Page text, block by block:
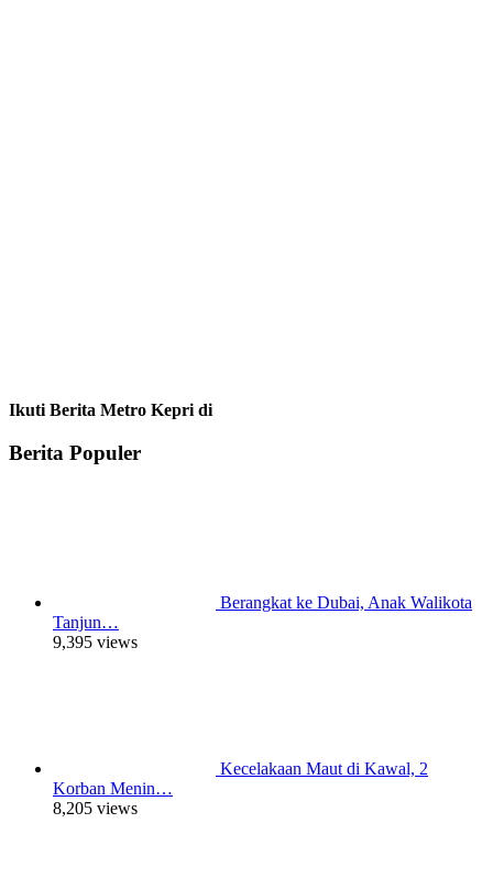
Ikuti Berita Metro Kepri di
Berita Populer
Berangkat ke Dubai, Anak Walikota
Tanjun…
9,395 views
Kecelakaan Maut di Kawal, 2
Korban Menin…
8,205 views